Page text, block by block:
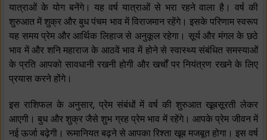
यात्राओं के योग बनेंगे। यह वर्ष यात्राओं से भरा रहने वाला है। वर्ष की
शुरुआत में शुक्र और बुध पंचम भाव में विराजमान रहेंगे। इसके परिणाम स्वरूप
यह समय प्रेम और आर्थिक लिहाज से अनुकूल रहेगा। सूर्य और मंगल के छठे
भाव में और शनि महाराज के आठवें भाव में होने से स्वास्थ्य संबंधित समस्याओं
के प्रति आपको सावधानी रखनी होगी और खर्चों पर नियंत्रण रखने के लिए
प्रयास करने होंगे।
इस राशिफल के अनुसार, प्रेम संबंधों में वर्ष की शुरुआत खूबसूरती लेकर
आएगी। बुध और शुक्र जैसे शुभ ग्रह प्रेम भाव में रहेंगे। आपके प्रेम जीवन में
नई ऊर्जा बढ़ेगी। रूमानियत बढ़ने से आपका रिश्ता खूब मजबूत होगा। इस वर्ष